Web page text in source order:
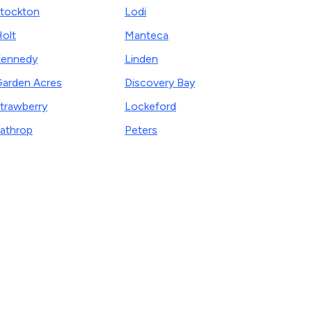
Acres
Lodi
Manteca
Linden
Discovery Bay
Lockeford
Peters